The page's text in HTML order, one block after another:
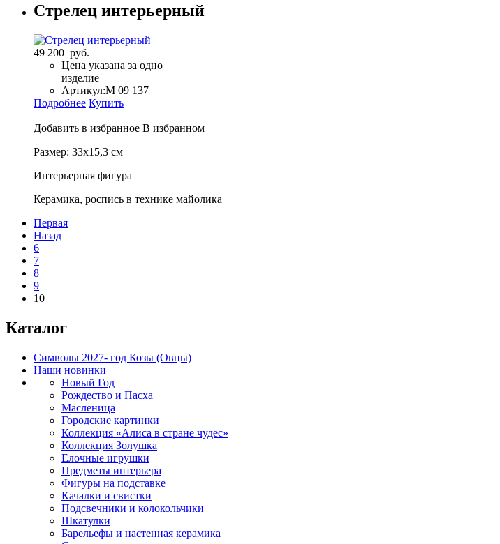
Стрелец интерьерный
49 200 руб.
Цена указана за одно
изделие
Артикул:M 09 137
Подробнее Купить
Добавить в избранное В избранном
Размер: 33х15,3 см
Интерьерная фигура
Керамика, роспись в технике майолика
Первая
Назад
6
7
8
9
10
Каталог
Символы 2027- год Козы (Овцы)
Наши новинки
Новый Год
Рождество и Пасха
Масленица
Городские картинки
Коллекция «Алиса в стране чудес»
Коллекция Золушка
Елочные игрушки
Предметы интерьера
Фигуры на подставке
Качалки и свистки
Подсвечники и колокольчики
Шкатулки
Барельефы и настенная керамика